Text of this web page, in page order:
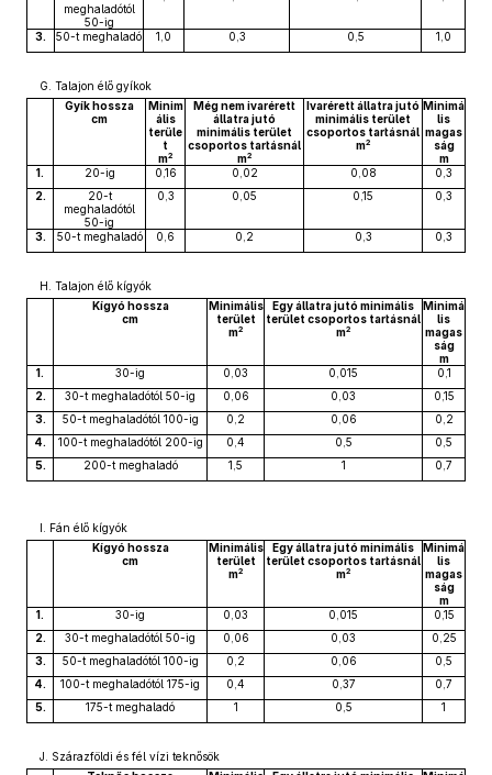
meghaladótól
50-ig
3. 50-t meghaladó 1,0 0,3 0,5 1,0
G. Talajon élő gyíkok
Gyík hossza
cm
Minim
ális
terüle
t
m2
Még nem ivarérett
állatra jutó
minimális terület
csoportos tartásnál
m2
Ivarérett állatra jutó
minimális terület
csoportos tartásnál
m2
Minimá
lis
magas
ság
m
1.
20-ig 0,16 0,02 0,08
0,3
2.
20-t
meghaladótól
50-ig
0,3 0,05 0,15 0,3
3. 50-t meghaladó 0,6 0,2 0,3 0,3
H. Talajon élő kígyók
Kígyó hossza
cm
Minimális
terület
m2
Egy állatra jutó minimális
terület csoportos tartásnál
m2
Minimá
lis
magas
ság
m
1.
30-ig 0,03 0,015
0,1
2.
30-t meghaladótól 50-ig 0,06 0,03
0,15
3.
50-t meghaladótól 100-ig 0,2 0,06
0,2
4.
100-t meghaladótól 200-ig 0,4 0,5
0,5
5.
200-t meghaladó 1,5 1 0,7
I. Fán élő kígyók
Kígyó hossza
cm
Minimális
terület
m2
Egy állatra jutó minimális
terület csoportos tartásnál
m2
Minimá
lis
magas
ság
m
1.
30-ig 0,03 0,015
0,15
2.
30-t meghaladótól 50-ig 0,06 0,03
0,25
3.
50-t meghaladótól 100-ig 0,2 0,06
0,5
4.
100-t meghaladótól 175-ig 0,4 0,37
0,7
5.
175-t meghaladó 1 0,5 1
J. Szárazföldi és fél vízi teknősök